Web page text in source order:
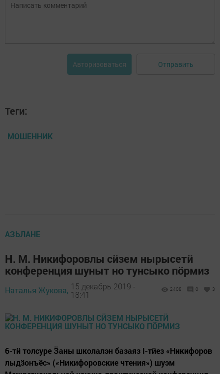
Авторизоваться Отправить
Теги:
МОШЕННИК
АЗЬЛАНЕ
Н. М. Никифоровлы сӥзем нырысетӥ
конференция шуныт но тунсыко пӧрмиз
Наталья Жукова, 15 декабрь 2019 -
18:41
2408 0 3
6-тӥ толсуре Ӟаны школалэн базаяз I-тӥез «Никифоров
лыдӟонъёс» («Никифоровские чтения») шуэм